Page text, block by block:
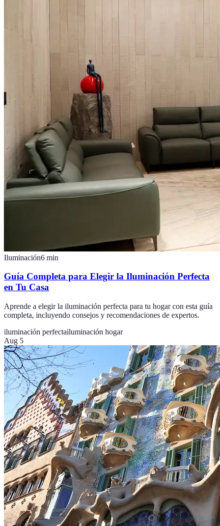
Iluminación6 min
Guía Completa para Elegir la Iluminación Perfecta
en Tu Casa
Aprende a elegir la iluminación perfecta para tu hogar con esta guía
completa, incluyendo consejos y recomendaciones de expertos.
iluminación perfectailuminación hogar
Aug 5